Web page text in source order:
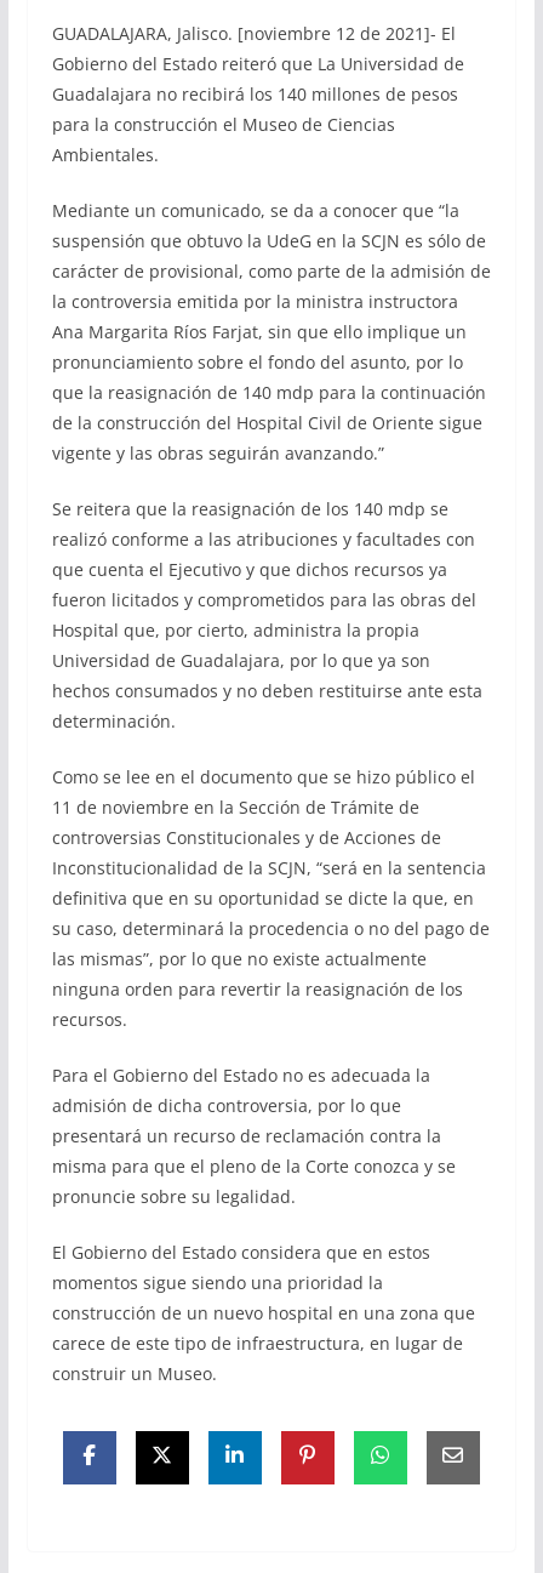
GUADALAJARA, Jalisco. [noviembre 12 de 2021]- El
Gobierno del Estado reiteró que La Universidad de
Guadalajara no recibirá los 140 millones de pesos
para la construcción el Museo de Ciencias
Ambientales.
Mediante un comunicado, se da a conocer que “la
suspensión que obtuvo la UdeG en la SCJN es sólo de
carácter de provisional, como parte de la admisión de
la controversia emitida por la ministra instructora
Ana Margarita Ríos Farjat, sin que ello implique un
pronunciamiento sobre el fondo del asunto, por lo
que la reasignación de 140 mdp para la continuación
de la construcción del Hospital Civil de Oriente sigue
vigente y las obras seguirán avanzando.”
Se reitera que la reasignación de los 140 mdp se
realizó conforme a las atribuciones y facultades con
que cuenta el Ejecutivo y que dichos recursos ya
fueron licitados y comprometidos para las obras del
Hospital que, por cierto, administra la propia
Universidad de Guadalajara, por lo que ya son
hechos consumados y no deben restituirse ante esta
determinación.
Como se lee en el documento que se hizo público el
11 de noviembre en la Sección de Trámite de
controversias Constitucionales y de Acciones de
Inconstitucionalidad de la SCJN, “será en la sentencia
definitiva que en su oportunidad se dicte la que, en
su caso, determinará la procedencia o no del pago de
las mismas”, por lo que no existe actualmente
ninguna orden para revertir la reasignación de los
recursos.
Para el Gobierno del Estado no es adecuada la
admisión de dicha controversia, por lo que
presentará un recurso de reclamación contra la
misma para que el pleno de la Corte conozca y se
pronuncie sobre su legalidad.
El Gobierno del Estado considera que en estos
momentos sigue siendo una prioridad la
construcción de un nuevo hospital en una zona que
carece de este tipo de infraestructura, en lugar de
construir un Museo.